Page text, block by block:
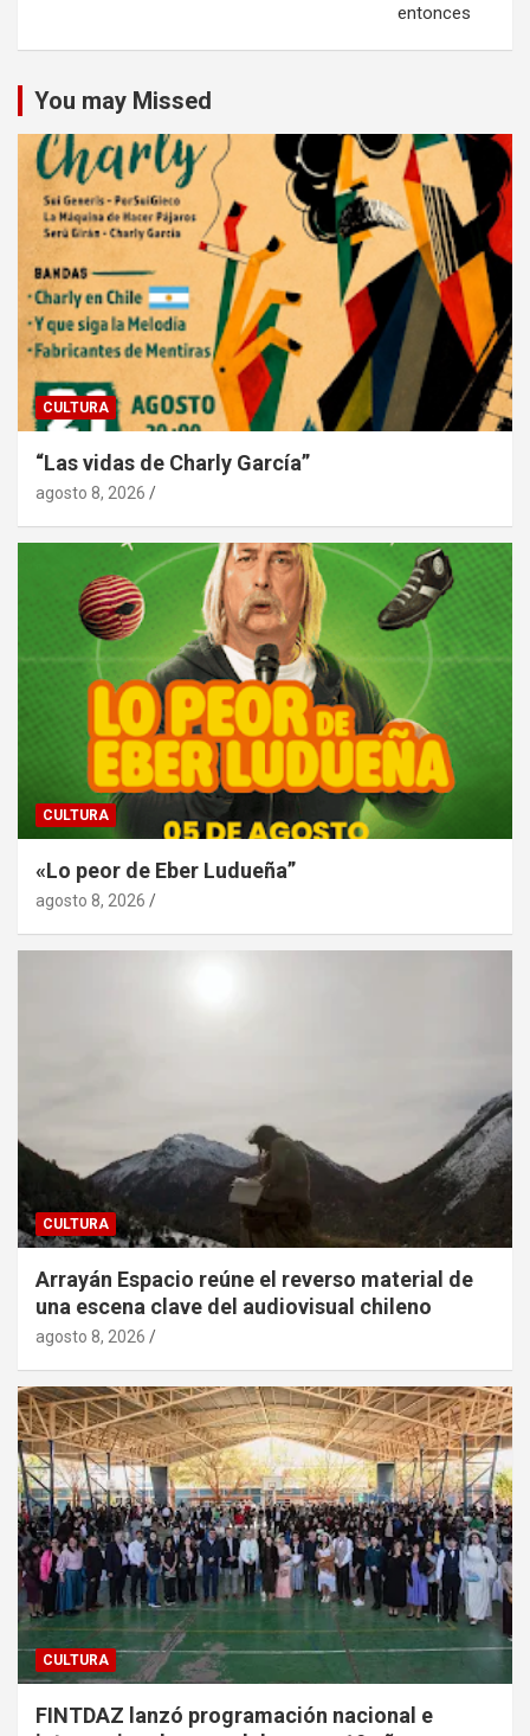
entonces
You may Missed
CULTURA
“Las vidas de Charly García”
agosto 8, 2026
CULTURA
«Lo peor de Eber Ludueña”
agosto 8, 2026
CULTURA
Arrayán Espacio reúne el reverso material de
una escena clave del audiovisual chileno
agosto 8, 2026
CULTURA
FINTDAZ lanzó programación nacional e